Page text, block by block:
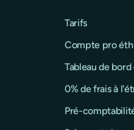
Tarifs
Compte pro
Tableau de bord
0% de frais à
Pré-